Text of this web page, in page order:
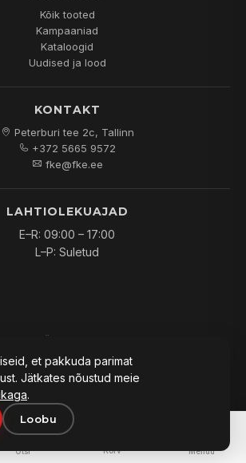
Kõik tooted
Kampaaniad
Kataloogid
Uudised ja lood
KONTAKT
Peterburi tee 2c, Tallinn
+372 5665 9572
fke@fke.ee
LAHTIOLEKUAJAD
E–R: 09:00 – 17:00
L–P: Suletud
Otsi
Korv
Menüü
et pakkuda parimat
Jätkates nõustud meie
.
Loobu